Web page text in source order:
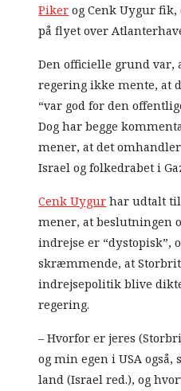
Pikerog Cenk Uygur fik,
på flyet over
Den officielle grund var,
regering ikke mente, at
“var god for den
Dog har begge
mener, at det
Israel og folkedrabet i
Cenk Uygurhar udtalt til
mener, at beslutningen
indrejse er “dystopisk”,
skræmmende, at
indrejsepolitik blive
regering.
– Hvorfor er jeres
og min egen i USA
land (Israel red.), og